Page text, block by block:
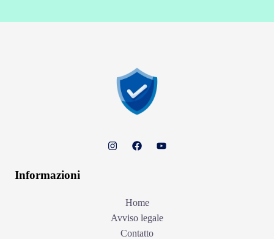
Informazioni
Home
Avviso legale
Contatto